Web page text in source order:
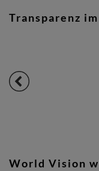
Transparenz
World Vision